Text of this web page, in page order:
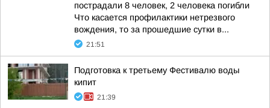
пострадали 8 человек, 2 человека погибли
Что касается профилактики нетрезвого
вождения, то за прошедшие сутки в...
21:51
Подготовка к третьему Фестивалю воды
кипит
21:39